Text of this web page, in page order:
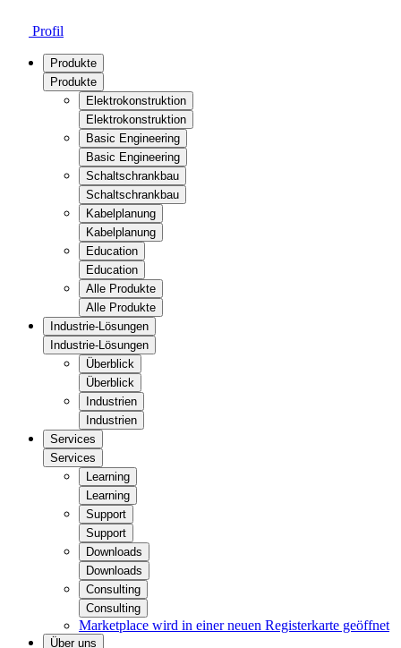
Profil
Produkte
Produkte
Elektrokonstruktion
Elektrokonstruktion
Basic Engineering
Basic Engineering
Schaltschrankbau
Schaltschrankbau
Kabelplanung
Kabelplanung
Education
Education
Alle Produkte
Alle Produkte
Industrie-Lösungen
Industrie-Lösungen
Überblick
Überblick
Industrien
Industrien
Services
Services
Learning
Learning
Support
Support
Downloads
Downloads
Consulting
Consulting
Marketplace wird in einer neuen Registerkarte geöffnet
Über uns